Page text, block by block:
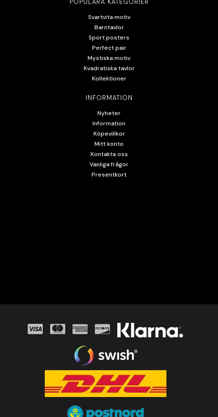
Svartvita motiv
Barntavlor
Sport posters
Perfect pair
Mystiska motiv
Kvadratiska tavlor
Kollektioner
INFORMATION
Nyheter
Information
Köpevillkor
Mitt konto
Kontakta oss
Vanliga frågor
Presentkort